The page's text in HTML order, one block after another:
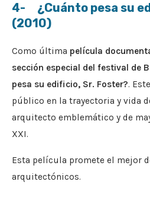
4- ¿Cuánto pesa su
(2010)
Como última película
sección especial del festival de
pesa su edificio, Sr. Foster?.
público en la trayectoria y vida
arquitecto emblemático y de
XXI.
Esta película promete el mejor
arquitectónicos.